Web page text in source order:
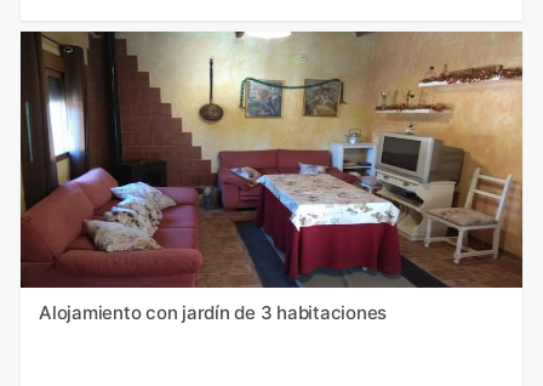
Alojamiento con jardín de 3 habitaciones